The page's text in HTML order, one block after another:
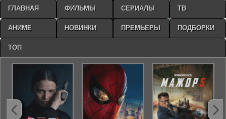
ГЛАВНАЯ ФИЛЬМЫ СЕРИАЛЫ ТВ
АНИМЕ НОВИНКИ ПРЕМЬЕРЫ ПОДБОРКИ
ТОП